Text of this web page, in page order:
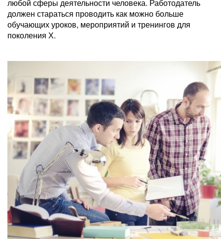
любой сферы деятельности человека. Работодатель
должен стараться проводить как можно больше
обучающих уроков, мероприятий и тренингов для
поколения Х.